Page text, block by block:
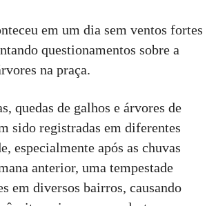
em um dia sem ventos fortes
questionamentos sobre a
na praça.
quedas de galhos e árvores de
sido registradas em diferentes
especialmente após as chuvas
anterior, uma tempestade
em diversos bairros, causando